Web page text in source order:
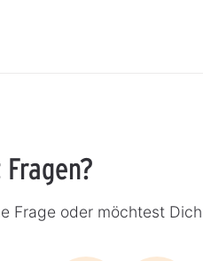
Frage oder möchtest